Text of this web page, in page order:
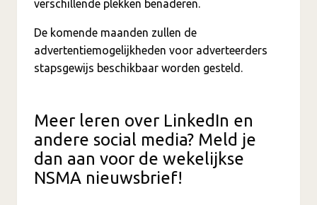
verschillende plekken benaderen.
De komende maanden zullen de
advertentiemogelijkheden voor adverteerders
stapsgewijs beschikbaar worden gesteld.
Meer leren over LinkedIn en
andere social media? Meld je
dan aan voor de wekelijkse
NSMA nieuwsbrief!